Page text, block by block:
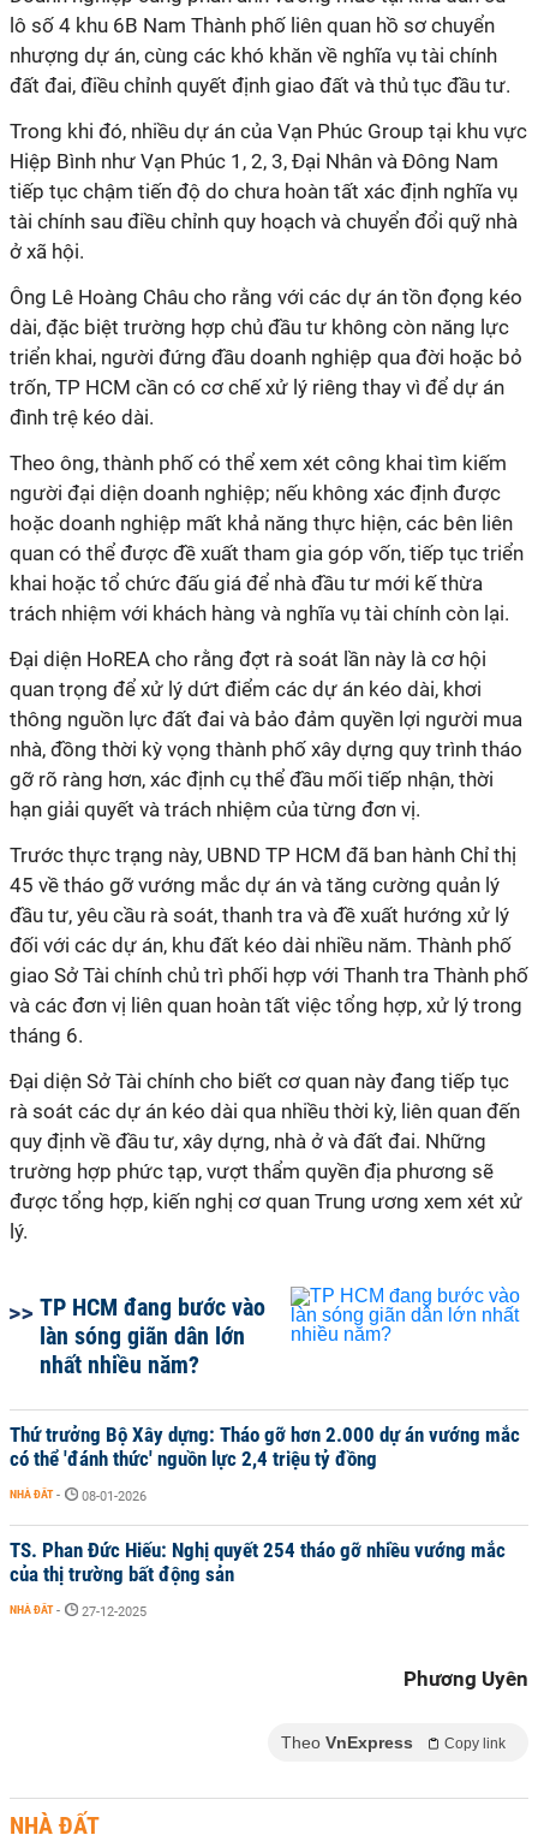
lô số 4 khu 6B Nam Thành phố liên quan hồ sơ chuyển
nhượng dự án, cùng các khó khăn về nghĩa vụ tài chính
đất đai, điều chỉnh quyết định giao đất và thủ tục đầu tư.
Trong khi đó, nhiều dự án của Vạn Phúc Group tại khu vực
Hiệp Bình như Vạn Phúc 1, 2, 3, Đại Nhân và Đông Nam
tiếp tục chậm tiến độ do chưa hoàn tất xác định nghĩa vụ
tài chính sau điều chỉnh quy hoạch và chuyển đổi quỹ nhà
ở xã hội.
Ông Lê Hoàng Châu cho rằng với các dự án tồn đọng kéo
dài, đặc biệt trường hợp chủ đầu tư không còn năng lực
triển khai, người đứng đầu doanh nghiệp qua đời hoặc bỏ
trốn, TP HCM cần có cơ chế xử lý riêng thay vì để dự án
đình trệ kéo dài.
Theo ông, thành phố có thể xem xét công khai tìm kiếm
người đại diện doanh nghiệp; nếu không xác định được
hoặc doanh nghiệp mất khả năng thực hiện, các bên liên
quan có thể được đề xuất tham gia góp vốn, tiếp tục triển
khai hoặc tổ chức đấu giá để nhà đầu tư mới kế thừa
trách nhiệm với khách hàng và nghĩa vụ tài chính còn lại.
Đại diện HoREA cho rằng đợt rà soát lần này là cơ hội
quan trọng để xử lý dứt điểm các dự án kéo dài, khơi
thông nguồn lực đất đai và bảo đảm quyền lợi người mua
nhà, đồng thời kỳ vọng thành phố xây dựng quy trình tháo
gỡ rõ ràng hơn, xác định cụ thể đầu mối tiếp nhận, thời
hạn giải quyết và trách nhiệm của từng đơn vị.
Trước thực trạng này, UBND TP HCM đã ban hành Chỉ thị
45 về tháo gỡ vướng mắc dự án và tăng cường quản lý
đầu tư, yêu cầu rà soát, thanh tra và đề xuất hướng xử lý
đối với các dự án, khu đất kéo dài nhiều năm. Thành phố
giao Sở Tài chính chủ trì phối hợp với Thanh tra Thành phố
và các đơn vị liên quan hoàn tất việc tổng hợp, xử lý trong
tháng 6.
Đại diện Sở Tài chính cho biết cơ quan này đang tiếp tục
rà soát các dự án kéo dài qua nhiều thời kỳ, liên quan đến
quy định về đầu tư, xây dựng, nhà ở và đất đai. Những
trường hợp phức tạp, vượt thẩm quyền địa phương sẽ
được tổng hợp, kiến nghị cơ quan Trung ương xem xét xử
lý.
TP HCM đang bước vào
làn sóng giãn dân lớn
nhất nhiều năm?
Thứ trưởng Bộ Xây dựng: Tháo gỡ hơn 2.000 dự án vướng mắc
có thể 'đánh thức' nguồn lực 2,4 triệu tỷ đồng
NHÀ ĐẤT - 08-01-2026
TS. Phan Đức Hiếu: Nghị quyết 254 tháo gỡ nhiều vướng mắc
của thị trường bất động sản
NHÀ ĐẤT - 27-12-2025
Phương Uyên
Theo VnExpress Copy link
NHÀ ĐẤT